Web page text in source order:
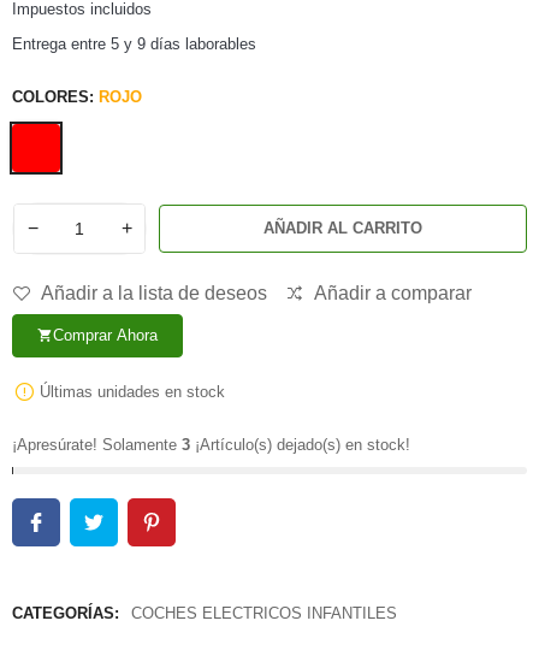
Impuestos incluidos
Entrega entre 5 y 9 días laborables
COLORES: ROJO
− + AÑADIR AL CARRITO
Añadir a la lista de deseos Añadir a comparar
shopping_cartComprar Ahora
Últimas unidades en stock
¡Apresúrate! Solamente 3 ¡Artículo(s) dejado(s) en stock!
CATEGORÍAS: COCHES ELECTRICOS INFANTILES